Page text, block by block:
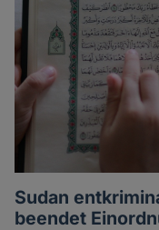
Sudan
beendet